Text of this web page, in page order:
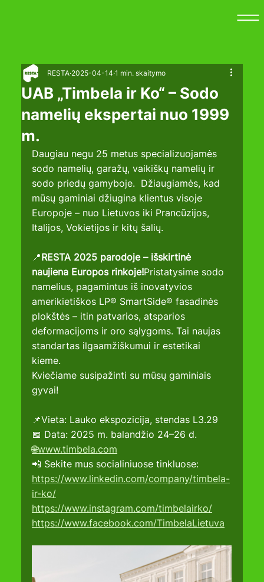
UAB „Timbela ir Ko“ – Sodo
namelių ekspertai nuo 1999
m.
RESTA 2025-04-14 1 min. skaitymo
Daugiau negu 25 metus specializuojamės
sodo namelių, garažų, vaikiškų namelių ir
sodo priedų gamyboje.  Džiaugiamės, kad
mūsų gaminiai džiugina klientus visoje
Europoje – nuo Lietuvos iki Prancūzijos,
Italijos, Vokietijos ir kitų šalių.
📍RESTA 2025 parodoje – išskirtinė
naujiena Europos rinkoje!Pristatysime sodo
namelius, pagamintus iš inovatyvios
amerikietiškos LP® SmartSide® fasadinės
plokštės – itin patvarios, atsparios
deformacijoms ir oro sąlygoms. Tai naujas
standartas ilgaamžiškumui ir estetikai
kieme.
Kviečiame susipažinti su mūsų gaminiais
gyvai!
📌Vieta: Lauko ekspozicija, stendas L3.29
📅 Data: 2025 m. balandžio 24–26 d.
🌐www.timbela.com
📲 Sekite mus socialiniuose tinkluose:
https://www.linkedin.com/company/timbela-
ir-ko/
https://www.instagram.com/timbelairko/
https://www.facebook.com/TimbelaLietuva